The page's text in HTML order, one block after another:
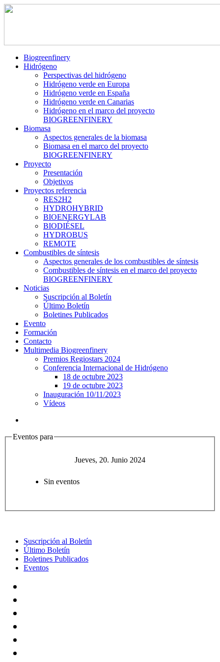
Biogreenfinery
Hidrógeno
Perspectivas del hidrógeno
Hidrógeno verde en Europa
Hidrógeno verde en España
Hidrógeno verde en Canarias
Hidrógeno en el marco del proyecto
BIOGREENFINERY
Biomasa
Aspectos generales de la biomasa
Biomasa en el marco del proyecto
BIOGREENFINERY
Proyecto
Presentación
Objetivos
Proyectos referencia
RES2H2
HYDROHYBRID
BIOENERGYLAB
BIODIÉSEL
HYDROBUS
REMOTE
Combustibles de síntesis
Aspectos generales de los combustibles de síntesis
Combustibles de síntesis en el marco del proyecto
BIOGREENFINERY
Noticias
Suscripción al Boletín
Último Boletín
Boletines Publicados
Evento
Formación
Contacto
Multimedia Biogreenfinery
Premios Regiostars 2024
Conferencia Internacional de Hidrógeno
18 de octubre 2023
19 de octubre 2023
Inauguración 10/11/2023
Vídeos
Eventos para
Jueves, 20. Junio 2024
Sin eventos
Suscripción al Boletín
Último Boletín
Boletines Publicados
Eventos